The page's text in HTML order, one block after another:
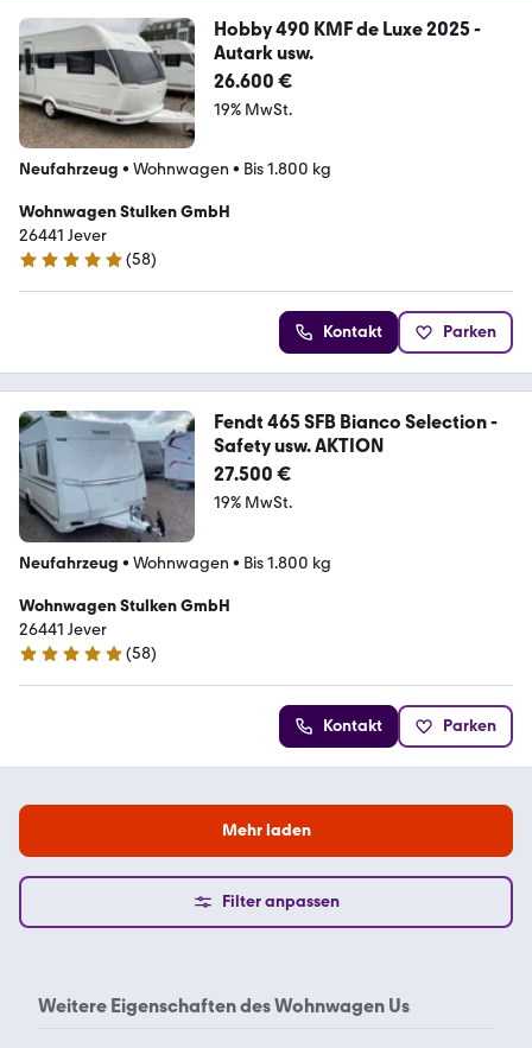
Hobby 490 KMF de Luxe 2025 -
Autark usw.
26.600 €
19% MwSt.
Neufahrzeug • Wohnwagen • Bis 1.800 kg
Wohnwagen Stulken GmbH
26441 Jever
4.8 Sterne
(58)
Kontakt Parken
Fendt 465 SFB Bianco Selection -
Safety usw. AKTION
27.500 €
19% MwSt.
Neufahrzeug • Wohnwagen • Bis 1.800 kg
Wohnwagen Stulken GmbH
26441 Jever
4.8 Sterne
(58)
Kontakt Parken
Mehr laden
Filter anpassen
Weitere Eigenschaften desWohnwagen Us